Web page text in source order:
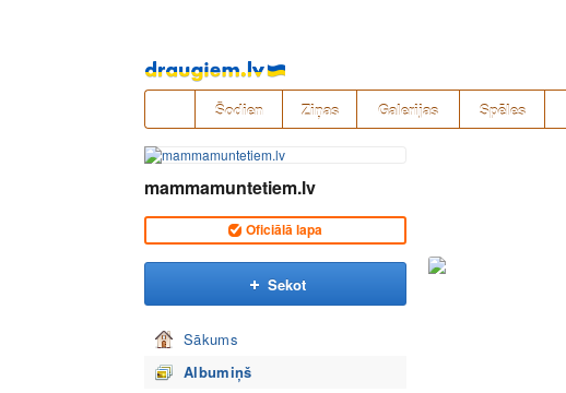
Pāriet
uz
saturu
Šodien Ziņas Galerijas Spēles
mammamuntetiem.lv
Oficiālā lapa
Sekot
Sākums
Albumiņš